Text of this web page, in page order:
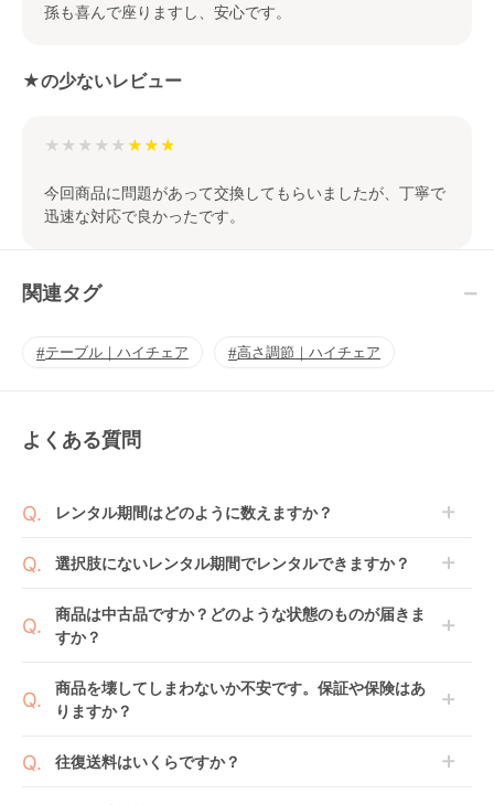
孫も喜んで座りますし、安心です。
★の少ないレビュー
★★★★★
今回商品に問題があって交換してもらいましたが、丁寧で
迅速な対応で良かったです。
関連タグ
テーブル｜ハイチェア 高さ調節｜ハイチェア
よくある質問
レンタル期間はどのように数えますか？
開始日1日目となります。
日までに配送業者（佐川急便）に商品の引渡しとなり
ます。
選択肢にないレンタル期間でレンタルできますか？
間の利用が可能です。
例えば4ヶ月の場合、3ヶ月レンタル＋1ヶ月延長とし
の上で、早期にご返却ください。
商品は中古品ですか？どのような状態のものが届きま
すか？
のもございます。
新品商品はメーカーから仕入れた状態のものをお送り
走行テストを行う場合がございます。
商品を壊してしまわないか不安です。保証や保険はあ
りますか？
おります。
往復送料はいくらですか？